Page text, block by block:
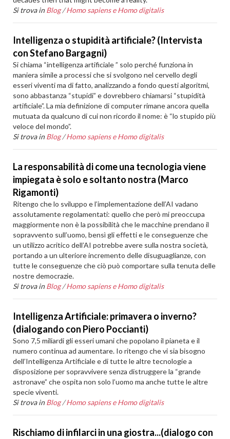
Si trova in Blog /Homo sapiens e Homo digitalis
Intelligenza o stupidità artificiale? (Intervista
con Stefano Bargagni)
Si chiama “intelligenza artificiale ” solo perché funziona in
maniera simile a processi che si svolgono nel cervello degli
esseri viventi ma di fatto, analizzando a fondo questi algoritmi,
sono abbastanza “stupidi” e dovrebbero chiamarsi “stupidità
artificiale”. La mia definizione di computer rimane ancora quella
mutuata da qualcuno di cui non ricordo il nome: è “lo stupido più
veloce del mondo”.
Si trova in Blog /Homo sapiens e Homo digitalis
La responsabilità di come una tecnologia viene
impiegata è solo e soltanto nostra (Marco
Rigamonti)
Ritengo che lo sviluppo e l’implementazione dell’AI vadano
assolutamente regolamentati: quello che però mi preoccupa
maggiormente non è la possibilità che le macchine prendano il
sopravvento sull’uomo, bensì gli effetti e le conseguenze che
un utilizzo acritico dell’AI potrebbe avere sulla nostra società,
portando a un ulteriore incremento delle disuguaglianze, con
tutte le conseguenze che ciò può comportare sulla tenuta delle
nostre democrazie.
Si trova in Blog /Homo sapiens e Homo digitalis
Intelligenza Artificiale: primavera o inverno?
(dialogando con Piero Poccianti)
Sono 7,5 miliardi gli esseri umani che popolano il pianeta e il
numero continua ad aumentare. Io ritengo che vi sia bisogno
dell’Intelligenza Artificiale e di tutte le altre tecnologie a
disposizione per sopravvivere senza distruggere la “grande
astronave” che ospita non solo l’uomo ma anche tutte le altre
specie viventi.
Si trova in Blog /Homo sapiens e Homo digitalis
Rischiamo di infilarci in una giostra...(dialogo con